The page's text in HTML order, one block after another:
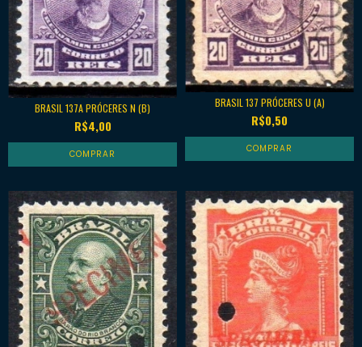
BRASIL 137A PRÓCERES N (B)
R$4,00
BRASIL 137 PRÓCERES U (A)
R$0,50